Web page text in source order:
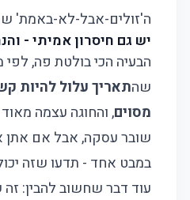
ה'זולים-אבל-לא-באמת'
יש גם חיסרון אמיתי -
הבעיה הכי בולטת פה, לפי
שהתאריך עלול להיות
מסוים, והחוגה עצמה
שובר עסקה, אבל אם אתן
במבט אחד - תדעו שזה
עוד דבר שחשוב להבין: